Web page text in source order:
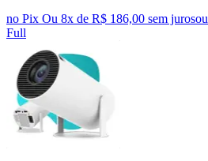
no Pix Ou 8x de R$ 186,00 sem jurosou
Full